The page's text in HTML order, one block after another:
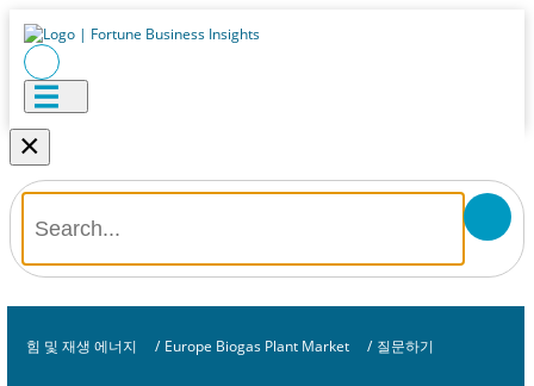
×
힘 및 재생 에너지 / Europe Biogas Plant Market / 질문하기